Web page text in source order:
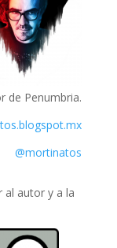
de Penumbria.
@mortinatos
al autor y a la